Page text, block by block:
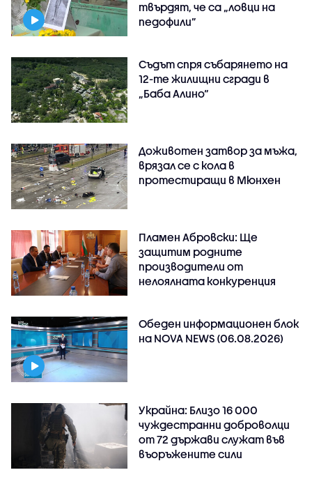
твърдят, че са „ловци на
педофили”
Съдът спря събарянето на
12-те жилищни сгради в
„Баба Алино“
Доживотен затвор за мъжа,
врязал се с кола в
протестиращи в Мюнхен
Пламен Абровски: Ще
защитим родните
производители от
нелоялната конкуренция
Обеден информационен блок
на NOVA NEWS (06.08.2026)
Украйна: Близо 16 000
чуждестранни доброволци
от 72 държави служат във
въоръжените сили